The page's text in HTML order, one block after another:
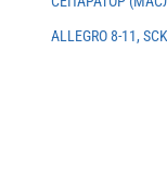
ALLEGRO 8-11,